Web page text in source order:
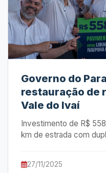
Governo do
restauração de
Vale do Ivaí
Investimento de R$
km de estrada com
27/11/2025